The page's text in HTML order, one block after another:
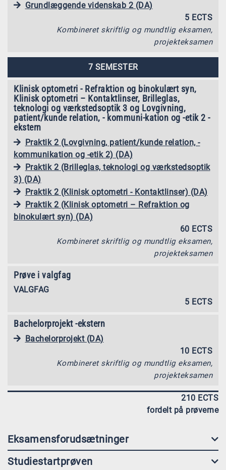
Grundlæggende videnskab 2 (DA)
5 ECTS
Kombineret skriftlig og mundtlig eksamen,
projekteksamen
7 SEMESTER
Klinisk optometri - Refraktion og binokulært syn,
Klinisk optometri – Kontaktlinser, Brilleglas,
teknologi og værkstedsoptik 3 og Lovgivning,
patient/kunde relation, - kommuni-kation og -etik 2 -
ekstern
Praktik 2 (Lovgivning, patient/kunde relation, -
kommunikation og -etik 2) (DA)
Praktik 2 (Brilleglas, teknologi og værkstedsoptik
3) (DA)
Praktik 2 (Klinisk optometri - Kontaktlinser) (DA)
Praktik 2 (Klinisk optometri – Refraktion og
binokulært syn) (DA)
60 ECTS
Kombineret skriftlig og mundtlig eksamen,
projekteksamen
Prøve i valgfag
VALGFAG
5 ECTS
Bachelorprojekt -ekstern
Bachelorprojekt (DA)
10 ECTS
Kombineret skriftlig og mundtlig eksamen,
projekteksamen
210 ECTS
fordelt på prøverne
Eksamensforudsætninger
Studiestartprøven